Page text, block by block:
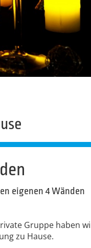
eigenen 4 Wänden
Gruppe haben
zu Hause.